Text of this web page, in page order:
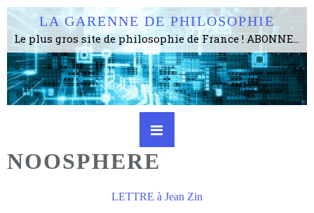
LA GARENNE DE PHILOSOPHIE
Le plus gros site de philosophie de France ! ABONNEZ-VOUS ! 4115 Articles, 1634 abonné·e·s, depuis 2006 . . . . . . . . 2 852 214 pages vues jusqu'à présent. Prestance et être apte à un plus grand nombre de choses.
NOOSPHERE
LETTRE à Jean Zin